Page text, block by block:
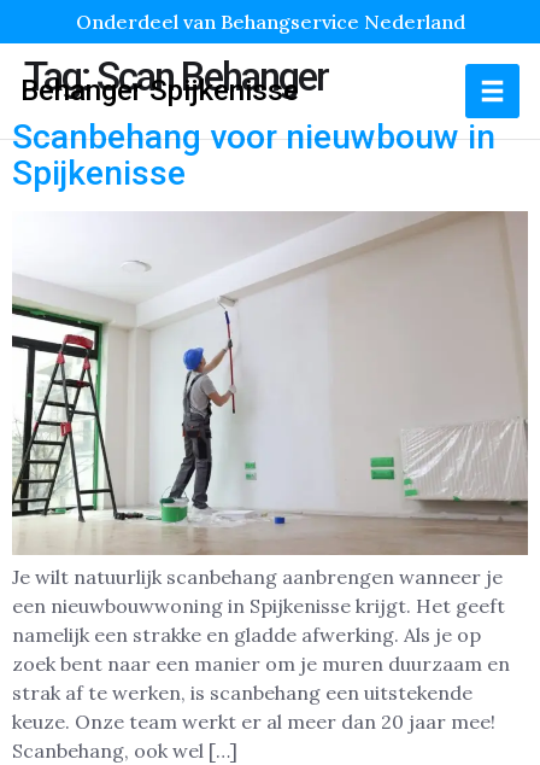
Onderdeel van Behangservice Nederland
Behanger Spijkenisse
Tag:Scan Behanger
Scanbehang voor nieuwbouw in
Spijkenisse
Je wilt natuurlijk scanbehang aanbrengen wanneer je
een nieuwbouwwoning in Spijkenisse krijgt. Het geeft
namelijk een strakke en gladde afwerking. Als je op
zoek bent naar een manier om je muren duurzaam en
strak af te werken, is scanbehang een uitstekende
keuze. Onze team werkt er al meer dan 20 jaar mee!
Scanbehang, ook wel […]